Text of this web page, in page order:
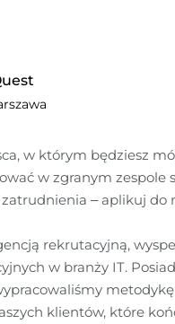
w którym będziesz
w zgranym zespole
– aplikuj do
rekrutacyjną,
w branży IT.
klientów, które